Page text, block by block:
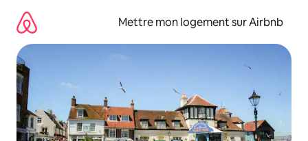
directement
contenu
Mettre mon logement sur Airbnb